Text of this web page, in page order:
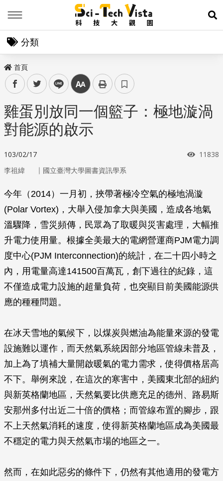
展
分類
首頁
facebooktwitter line 中
雞蛋別放同一個籃子：極地漩渦
對能源的啟示
103/02/17 瀏覽次
11838
李祖緯 ｜ 國立臺灣大學圖書資訊學系
今年（2014）一月初，挾帶著極冷空氣的極地渦漩
(Polar Vortex)，大舉入侵加拿大與美國，造成各地氣
溫驟降，雪災頻傳，民眾為了取暖與災害處理，大幅推
升電力使用量。根據全美最大的電網營運商PJM電力調
度中心(PJM Interconnection)的統計，在二十四小時之
內，用電量高達141500百萬瓦，創下過往的紀錄，這
不僅造成電力設施的超量負荷，也突顯目前美國能源供
應的種種問題。
在冰天雪地的氣候下，以煤炭與燃油為能量來源的發電
設施難以運作，而天然氣系統因部分地區管線未普及，
加上為了填補大量開啟暖氣的電力需求，使得價格居高
不下。舉例來說，在這次的寒害中，美國東北部的紐約
與新英格蘭地區，天然氣要比供應充足的德州、路易斯
安那州多付出近二十倍的價格；而管線布置的腳步，跟
不上天然氣消耗的速度，使得新英格蘭地區成為美國最
不穩定的電力與天然氣市場的地區之一。
然而，在如此惡劣的條件下，仍然有其他適用的發電方